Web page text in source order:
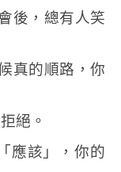
後， 總有人笑
真的順路，你
絕。
應該」，你的